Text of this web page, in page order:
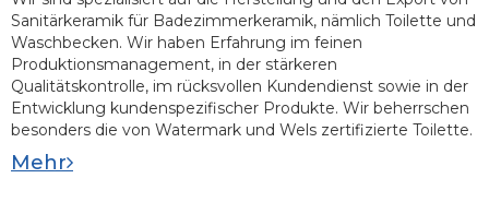
Sanitärkeramik für Badezimmerkeramik, nämlich Toilette und
Waschbecken. Wir haben Erfahrung im feinen
Produktionsmanagement, in der stärkeren
Qualitätskontrolle, im rücksvollen Kundendienst sowie in der
Entwicklung kundenspezifischer Produkte. Wir beherrschen
besonders die von Watermark und Wels zertifizierte Toilette.
Mehr